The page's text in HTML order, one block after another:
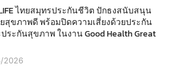
LIFE ไทยสมุทรประกันชีวิต ปักธงสนับสนุน
สุขภาพดี พร้อมปิดความเสี่ยงด้วยประกัน
ระกันสุขภาพ ในงาน Good Health Great
2026